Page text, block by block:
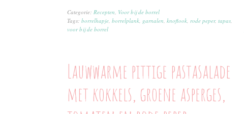
Categorie: Recepten Voor bij de borrel
Tags: borrelhapje borrelplank garnalen knoflook rode peper, tapas
voor bij de borrel
Lauwwarme pittige pastasalade
met kokkels, groene asperges,